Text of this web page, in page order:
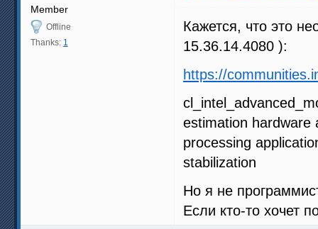
Member
Offline
Thanks: 1
Кажется, что это
15.36.14.4080 ):
https://
estimation hardware
processing
stabilization
Но я не
Если кто-то хочет